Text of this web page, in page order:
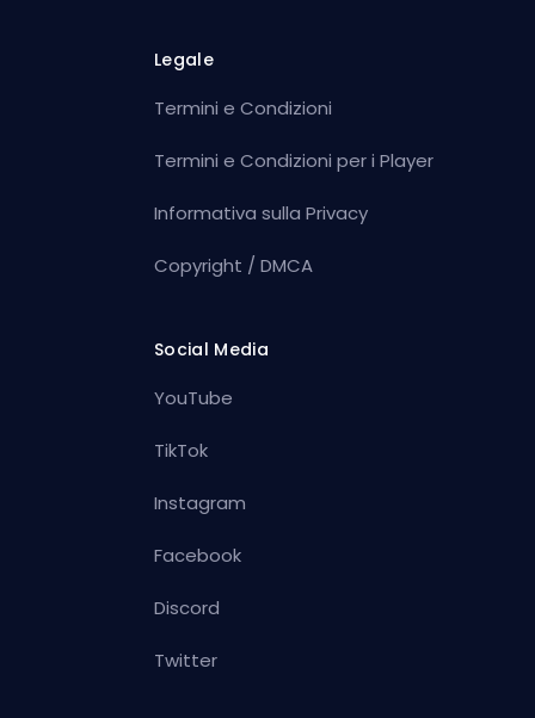
Legale
Termini e Condizioni
Termini e Condizioni per i Player
Informativa sulla Privacy
Copyright / DMCA
Social Media
YouTube
TikTok
Instagram
Facebook
Discord
Twitter